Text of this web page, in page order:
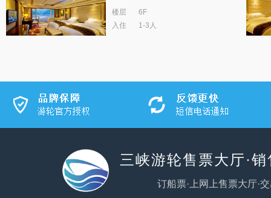
楼层
6F
入住
1-3人
三峡游轮售票大厅·
订船票·上网上售票大厅·